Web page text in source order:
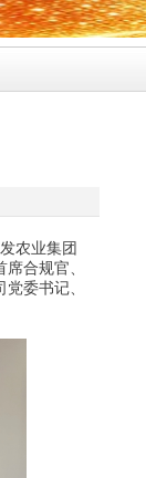
农业集团
合规官、
委书记、